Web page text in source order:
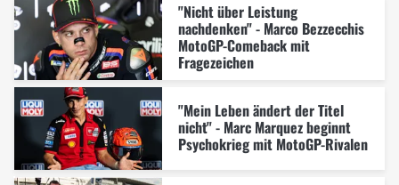
"Nicht über Leistung
nachdenken" - Marco Bezzecchis
MotoGP-Comeback mit
Fragezeichen
"Mein Leben ändert der Titel
nicht" - Marc Marquez beginnt
Psychokrieg mit MotoGP-Rivalen